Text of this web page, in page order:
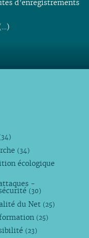
d’enregistrements
(34)
écologique
-
(30)
du Net (25)
(25)
(23)